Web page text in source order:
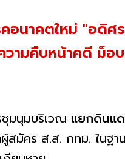
นาคตใหม่ "อดิศ
ามคืบหน้าคดี ม็อ
มนุมบริเวณ แยกดินแ
สมัคร ส.ส. กทม. ใน